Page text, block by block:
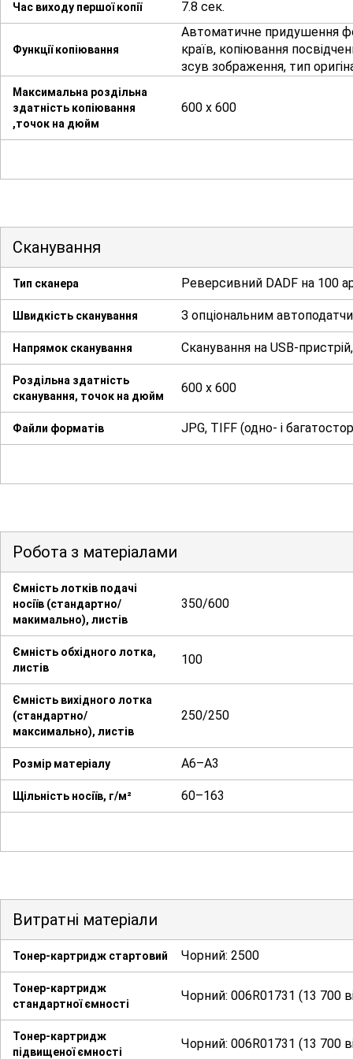
Час виходу першої копії 7.8 сек.
Функції копіювання
Автоматичне придушення
країв, копіювання
зсув зображення, тип
Максимальна роздільна
здатність копіювання
,точок на дюйм
600 x 600
Сканування
Тип сканера Реверсивний DADF на 100
Швидкість сканування З опціональним
Напрямок сканування Сканування на USB-
Роздільна здатність
сканування, точок на дюйм
600 x 600
Файли форматів JPG, TIFF (одно- і
Робота з матеріалами
Ємність лотків подачі
носіїв (стандартно/
макимально), листів
350/600
Ємність обхідного лотка,
листів
100
Ємність вихідного лотка
(стандартно/
максимально), листів
250/250
Розмір матеріалу А6–А3
Щільність носіїв, г/м² 60–163
Витратні матеріали
Тонер-картридж стартовий Чорний: 2500
Тонер-картридж
стандартної ємності
Чорний: 006R01731 (13 700
Тонер-картридж
підвищеної ємності
Чорний: 006R01731 (13 700